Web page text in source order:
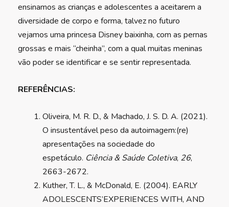
ensinamos as crianças e adolescentes a aceitarem a
diversidade de corpo e forma, talvez no futuro
vejamos uma princesa Disney baixinha, com as pernas
grossas e mais “cheinha”, com a qual muitas meninas
vão poder se identificar e se sentir representada.
REFERÊNCIAS:
Oliveira, M. R. D., & Machado, J. S. D. A. (2021).
O insustentável peso da autoimagem:(re)
apresentações na sociedade do
espetáculo. Ciência & Saúde Coletiva, 26,
2663-2672.
Kuther, T. L., & McDonald, E. (2004). EARLY
ADOLESCENTS’EXPERIENCES WITH, AND